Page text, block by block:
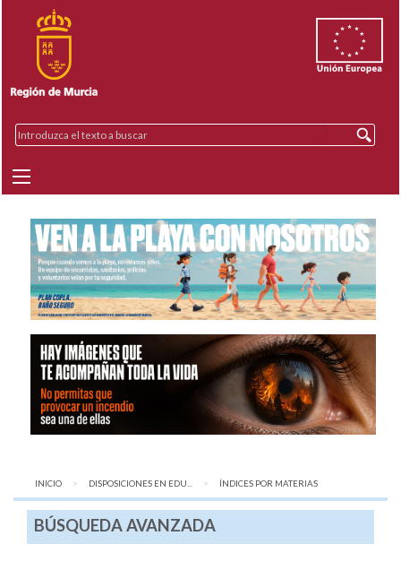
INICIO DISPOSICIONES EN EDU... AQUÍ:
ÍNDICES POR MATERIAS
BÚSQUEDA AVANZADA